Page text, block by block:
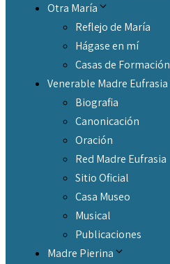
Otra María
Reflejo de María
Hágase en mí
Casas de Formación
Venerable Madre Eufrasia
Biografia
Canonicación
Oración
Red Madre Eufrasia
Sitio Oficial
Casa Museo
Musical
Publicaciones
Madre Pierina